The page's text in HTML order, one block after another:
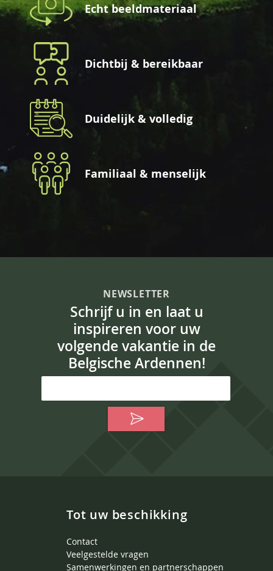
Echt beeldmateriaal
Dichtbij & bereikbaar
Duidelijk & volledig
Familiaal & menselijk
NEWSLETTER
Schrijf u in en laat u
inspireren voor uw
volgende vakantie in de
Belgische Ardennen!
Tot uw beschikking
Contact
Veelgestelde vragen
Samenwerkingen en partnerschappen